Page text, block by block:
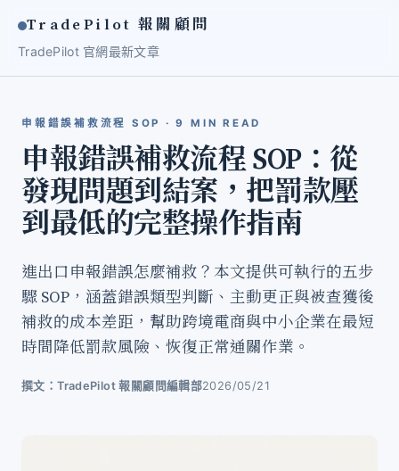
TradePilot 報關顧問
TradePilot 官網最新文章
申報錯誤補救流程 SOP · 9 MIN READ
申報錯誤補救流程 SOP：從
發現問題到結案，把罰款壓
到最低的完整操作指南
進出口申報錯誤怎麼補救？本文提供可執行的五步
驟 SOP，涵蓋錯誤類型判斷、主動更正與被查獲後
補救的成本差距，幫助跨境電商與中小企業在最短
時間降低罰款風險、恢復正常通關作業。
撰文：TradePilot 報關顧問編輯部2026/05/21